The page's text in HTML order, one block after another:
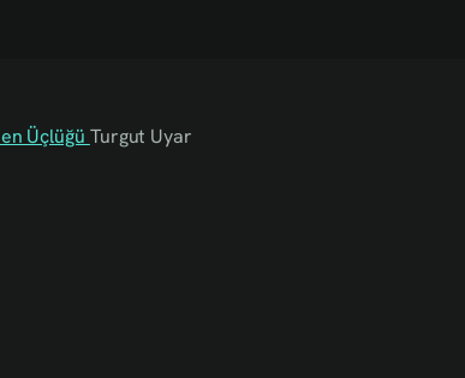
Üçlüğü Turgut Uyar